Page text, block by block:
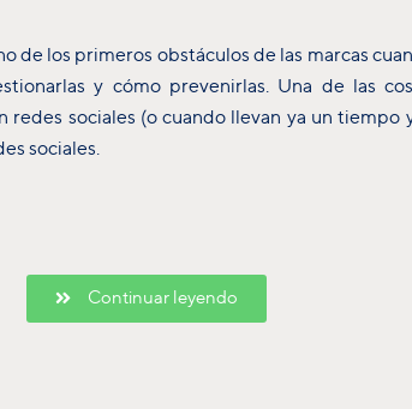
de los primeros obstáculos de las marcas
y cómo prevenirlas. Una de las
redes sociales (o cuando llevan ya un tiempo
sociales.
Continuar leyendo